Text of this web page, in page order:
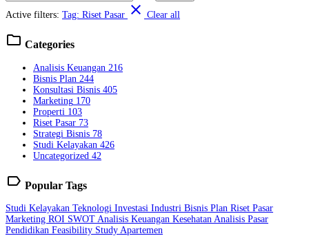
Active filters: Tag: Riset Pasar close Clear all
folder Categories
Analisis Keuangan 216
Bisnis Plan 244
Konsultasi Bisnis 405
Marketing 170
Properti 103
Riset Pasar 73
Strategi Bisnis 78
Studi Kelayakan 426
Uncategorized 42
label Popular Tags
Studi Kelayakan Teknologi Investasi Industri Bisnis Plan Riset Pasar
Marketing ROI SWOT Analisis Keuangan Kesehatan Analisis Pasar
Pendidikan Feasibility Study Apartemen